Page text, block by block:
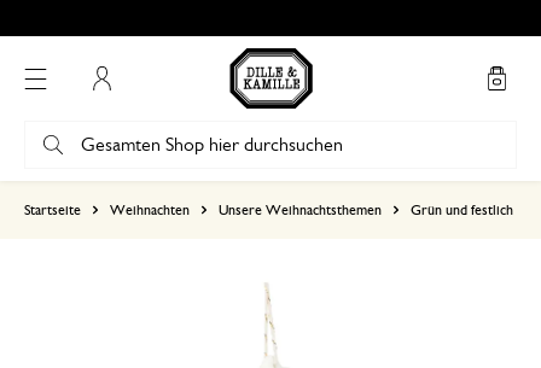
Startseite Weihnachten Unsere Weihnachtsthemen Grün und festlich